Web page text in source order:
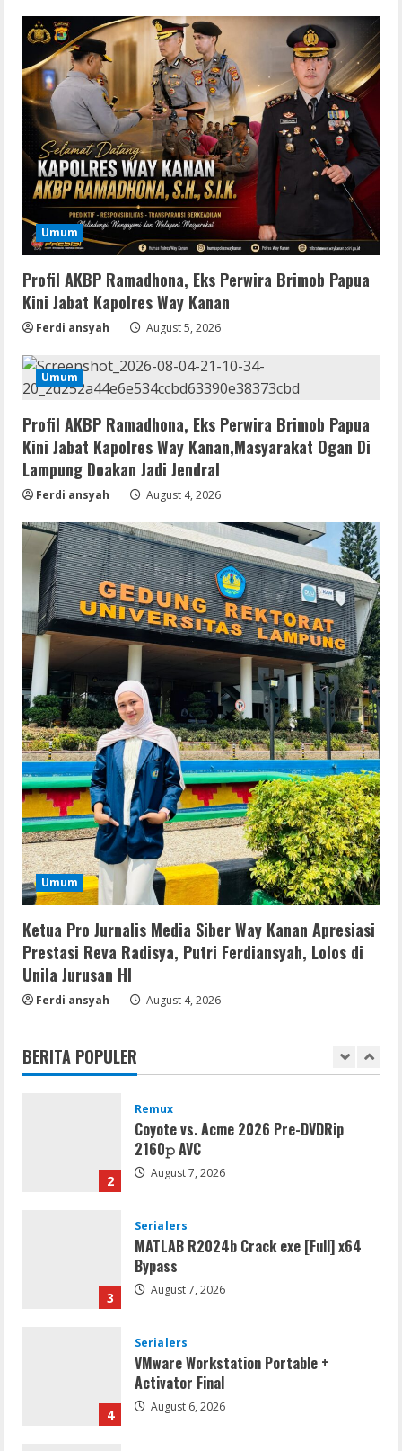
Umum
Profil AKBP Ramadhona, Eks Perwira Brimob Papua
Kini Jabat Kapolres Way Kanan
Ferdi ansyah August 5, 2026
Umum
Profil AKBP Ramadhona, Eks Perwira Brimob Papua
Kini Jabat Kapolres Way Kanan,Masyarakat Ogan Di
Lampung Doakan Jadi Jendral
Ferdi ansyah August 4, 2026
Umum
Ketua Pro Jurnalis Media Siber Way Kanan Apresiasi
Prestasi Reva Radisya, Putri Ferdiansyah, Lolos di
Unila Jurusan HI
Ferdi ansyah August 4, 2026
BERITA POPULER
2
Remux
Coyote vs. Acme 2026 Pre-DVDRip
2160𝚙 AVC
August 7, 2026
3
Serialers
MATLAB R2024b Crack exe [Full] x64
Bypass
August 7, 2026
4
Serialers
VMware Workstation Portable +
Activator Final
August 6, 2026
5
Serialers
MATLAB Crack + Portable Clean
August 6, 2026
1
Serialers
FL Studio Portable + License Key
2
Remux
Coyote vs. Acme 2026 Pre-DVDRip
2160𝚙 AVC
August 7, 2026
3
Serialers
MATLAB R2024b Crack exe [Full] x64
Bypass
August 7, 2026
4
Serialers
VMware Workstation Portable +
Activator Final
August 6, 2026